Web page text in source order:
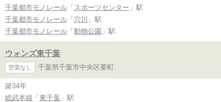
千葉都市モノレール 「 スポーツセンター 」駅
千葉都市モノレール 「 穴川
」駅
千葉都市モノレール 「 動物公園 」駅
ウォンズ東千葉
空室なし 千葉県千葉市中央区要町
築34年
総武本線 「 東千葉 」駅